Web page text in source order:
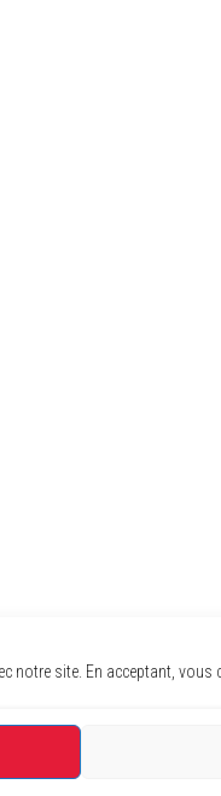
site. En acceptant, vous